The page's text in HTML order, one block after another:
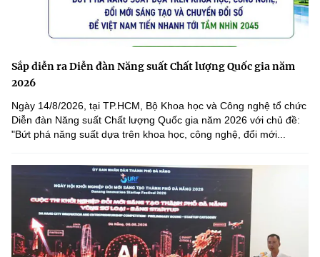
Sắp diễn ra Diễn đàn Năng suất Chất lượng Quốc gia năm
2026
Ngày 14/8/2026, tại TP.HCM, Bộ Khoa học và Công nghệ tổ chức
Diễn đàn Năng suất Chất lượng Quốc gia năm 2026 với chủ đề:
"Bứt phá năng suất dựa trên khoa học, công nghệ, đổi mới...